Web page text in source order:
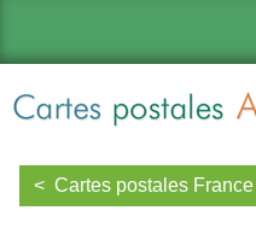
Cartes postales France